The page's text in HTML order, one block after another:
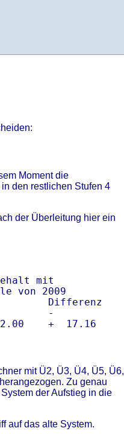
Moment die
den restlichen Stufen 4
der Überleitung hier ein
mit
von 2009
Differenz
-
mit Ü2, Ü3, Ü4, Ü5, Ü6,
Zu genau
der Aufstieg in die
auf das alte System.